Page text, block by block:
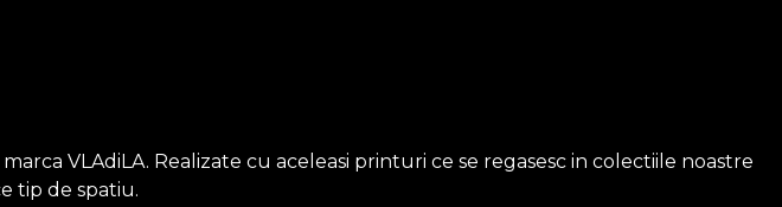
VLAdiLA. Realizate cu aceleasi printuri ce se regasesc in colectiile noastre
tip de spatiu.